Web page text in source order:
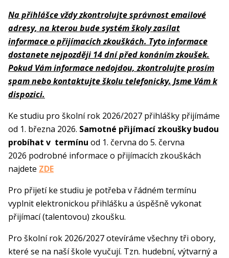
Na přihlášce vždy zkontrolujte správnost emailové
adresy, na kterou bude systém školy zasílat
informace o přijímacích zkouškách. Tyto informace
dostanete nejpozději 14 dní před konáním zkoušek.
Pokud Vám informace nedojdou, zkontrolujte prosím
spam nebo kontaktujte školu telefonicky. Jsme Vám k
dispozici.
Ke studiu pro školní rok 2026/2027 přihlášky přijímáme
od 1. března 2026. Samotné přijímací zkoušky budou
probíhat v termínu od 1. června do 5. června
2026 podrobné informace o přijímacích zkouškách
najdete ZDE
Pro přijetí ke studiu je potřeba v řádném termínu
vyplnit elektronickou přihlášku a úspěšně vykonat
přijímací (talentovou) zkoušku.
Pro školní rok 2026/2027 otevíráme všechny tři obory,
které se na naší škole vyučují. Tzn. hudební, výtvarný a